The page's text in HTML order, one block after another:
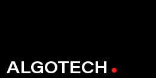
ALGOTECH